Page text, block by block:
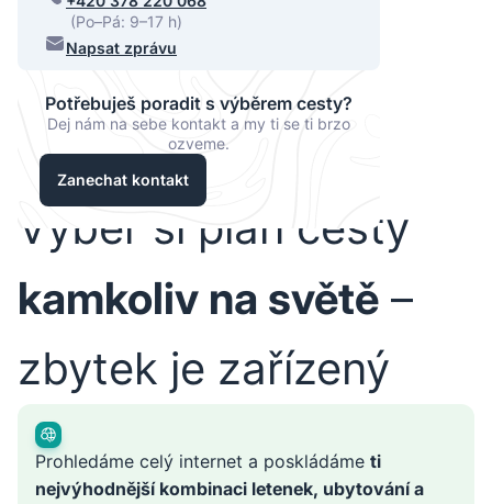
(Po–Pá: 9–17 h)
Napsat zprávu
Potřebuješ poradit s výběrem cesty?
Dej nám na sebe kontakt a my ti se ti brzo
ozveme.
Zanechat kontakt
Vyber si plán cesty
kamkoliv na světě –
zbytek je zařízený
Prohledáme celý internet a poskládáme ti
nejvýhodnější kombinaci letenek, ubytování a